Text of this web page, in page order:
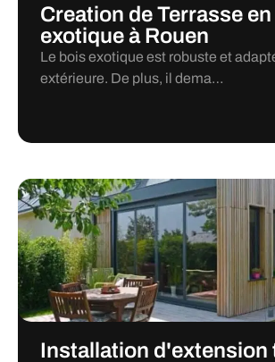
Creation de Terrasse
exotique à Rouen
Le bois exotique est robuste et
extérieure. De plus, il dema…
Installation d'extension